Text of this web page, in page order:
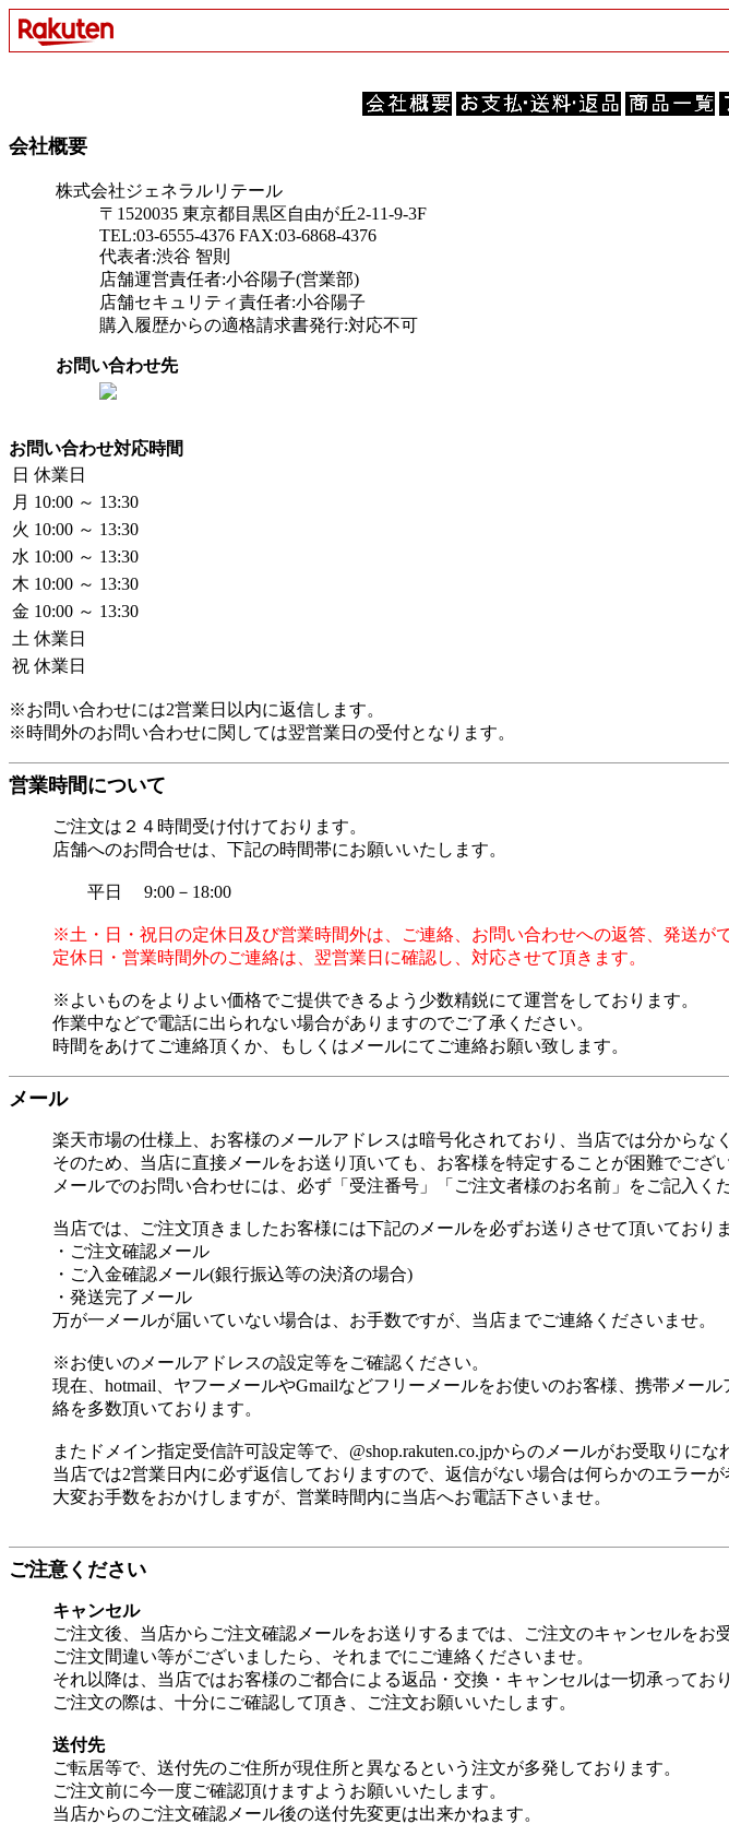
会社概要
株式会社ジェネラルリテール
〒1520035 東京都目黒区自由が丘2-11-9-3F
TEL:03-6555-4376 FAX:03-6868-4376
代表者:渋谷 智則
店舗運営責任者:小谷陽子(営業部)
店舗セキュリティ責任者:小谷陽子
購入履歴からの適格請求書発行:対応不可
お問い合わせ先
お問い合わせ対応時間
日 休業日
月 10:00 ～ 13:30
火 10:00 ～ 13:30
水 10:00 ～ 13:30
木 10:00 ～ 13:30
金 10:00 ～ 13:30
土 休業日
祝 休業日
※お問い合わせには2営業日以内に返信します。
※時間外のお問い合わせに関しては翌営業日の受付となります。
営業時間について
ご注文は２４時間受け付けております。
店舗へのお問合せは、下記の時間帯にお願いいたします。
平日 9:00－18:00
※土・日・祝日の定休日及び営業時間外は、ご連絡、お問い合わせへの返答、発送が
定休日・営業時間外のご連絡は、翌営業日に確認し、対応させて頂きます。
※よいものをよりよい価格でご提供できるよう少数精鋭にて運営をしております。
作業中などで電話に出られない場合がありますのでご了承ください。
時間をあけてご連絡頂くか、もしくはメールにてご連絡お願い致します。
メール
楽天市場の仕様上、お客様のメールアドレスは暗号化されており、当店では分からな
そのため、当店に直接メールをお送り頂いても、お客様を特定することが困難でござい
メールでのお問い合わせには、必ず「受注番号」「ご注文者様のお名前」をご記入くだ
当店では、ご注文頂きましたお客様には下記のメールを必ずお送りさせて頂いておりま
・ご注文確認メール
・ご入金確認メール(銀行振込等の決済の場合)
・発送完了メール
万が一メールが届いていない場合は、お手数ですが、当店までご連絡くださいませ。
※お使いのメールアドレスの設定等をご確認ください。
現在、hotmail、ヤフーメールやGmailなどフリーメールをお使いのお客様、携帯メー
絡を多数頂いております。
またドメイン指定受信許可設定等で、@shop.rakuten.co.jpからのメールがお受取りにな
当店では2営業日内に必ず返信しておりますので、返信がない場合は何らかのエラーが
大変お手数をおかけしますが、営業時間内に当店へお電話下さいませ。
ご注意ください
キャンセル
ご注文後、当店からご注文確認メールをお送りするまでは、ご注文のキャンセルをお
ご注文間違い等がございましたら、それまでにご連絡くださいませ。
それ以降は、当店ではお客様のご都合による返品・交換・キャンセルは一切承ってお
ご注文の際は、十分にご確認して頂き、ご注文お願いいたします。
送付先
ご転居等で、送付先のご住所が現住所と異なるという注文が多発しております。
ご注文前に今一度ご確認頂けますようお願いいたします。
当店からのご注文確認メール後の送付先変更は出来かねます。